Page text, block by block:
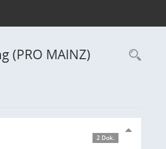
(PRO MAINZ)
2 Dok.